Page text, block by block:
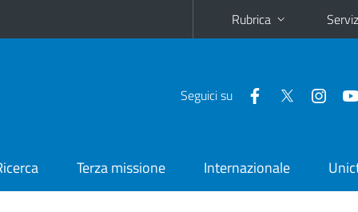
Rubrica
Seguici su
Terza missione Internazionale